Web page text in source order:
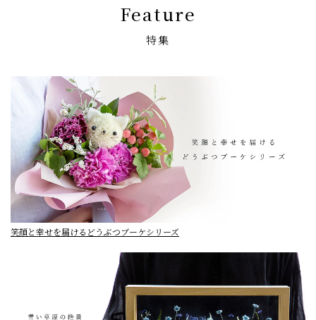
Feature
特集
笑顔と幸せを届けるどうぶつブーケシリーズ